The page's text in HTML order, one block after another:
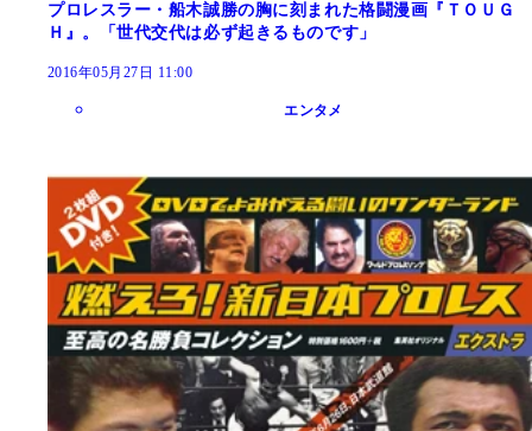
プロレスラー・船木誠勝の胸に刻まれた格闘漫画『ＴＯＵＧ
Ｈ』。「世代交代は必ず起きるものです」
2016年05月27日 11:00
エンタメ